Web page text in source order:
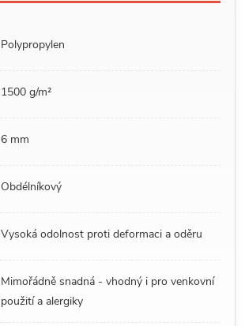
Polypropylen
1500 g/m²
6 mm
Obdélníkový
Vysoká odolnost proti deformaci a oděru
Mimořádně snadná - vhodný i pro venkovní
použití a alergiky